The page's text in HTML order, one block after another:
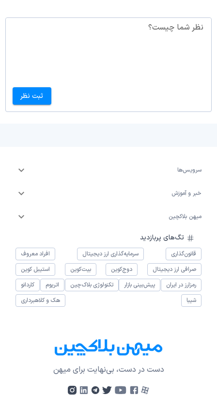
نظر شما چیست؟
ثبت نظر
سرویس‌ها
خبر و آموزش
میهن بلاکچین
تگ‌های پربازدید
قانون‌گذاری سرمایه‌گذاری ارز دیجیتال
افراد معروف
صرافی ارز دیجیتال
دوج‌کوین بیت‌کوین
استیبل کوین
رمزارز در ایران
پیش‌بینی بازار تکنولوژی بلاک‌چین اتریوم
کاردانو
شیبا
هک و کلاهبرداری
دست در دست، بی‌نهایت برای میهن